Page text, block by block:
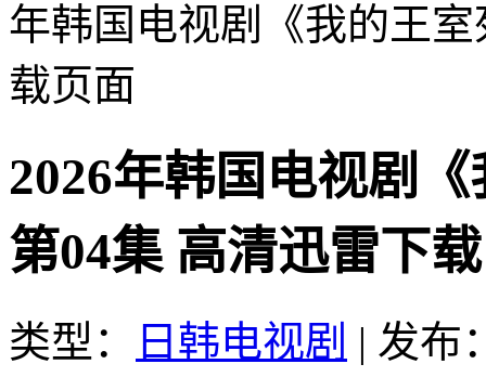
年韩国电视剧《我的王
载页面
2026年韩国电视剧
第04集 高清迅雷下载
类型： 日韩电视剧 | 发布